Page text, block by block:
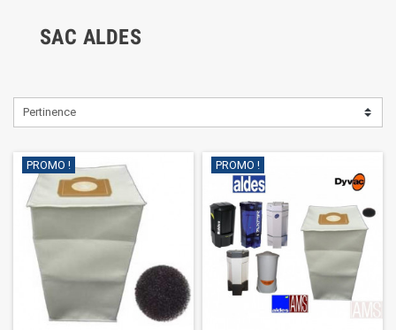
SAC ALDES
Pertinence
PROMO ! PROMO !